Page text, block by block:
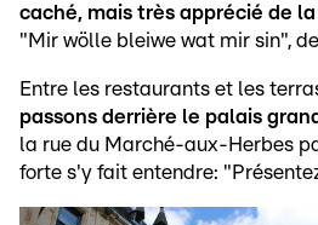
caché, mais très apprécié de
"Mir wölle bleiwe wat mir sin",
Entre les restaurants et les
passons derrière le palais
la rue du Marché-aux-Herbes
forte s'y fait entendre: